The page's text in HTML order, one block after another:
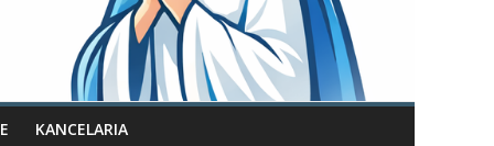
KANCELARIA